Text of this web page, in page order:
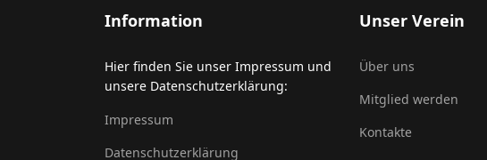
Information
Hier finden Sie unser Impressum und
unsere Datenschutzerklärung:
Impressum
Datenschutzerklärung
Unser Verein
Über uns
Mitglied werden
Kontakte